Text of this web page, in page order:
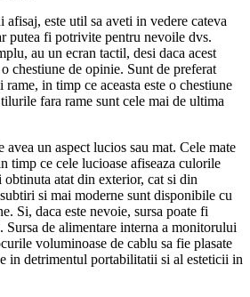
afisaj, este util sa aveti in vedere cateva
putea fi potrivite pentru nevoile dvs.
au un ecran tactil, desi daca acest
chestiune de opinie. Sunt de preferat
in timp ce aceasta este o chestiune
fara rame sunt cele mai de ultima
un aspect lucios sau mat. Cele mate
timp ce cele lucioase afiseaza culorile
atat din exterior, cat si din
si mai moderne sunt disponibile cu
Si, daca este nevoie, sursa poate fi
Sursa de alimentare interna a monitorului
voluminoase de cablu sa fie plasate
in detrimentul portabilitatii si al esteticii in